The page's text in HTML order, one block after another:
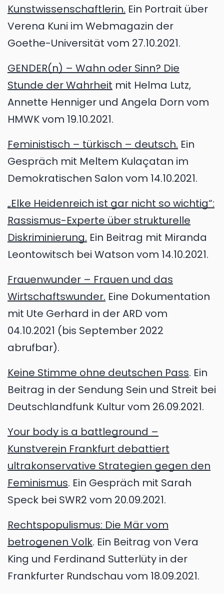
Kunstwissenschaftlerin. Ein Portrait über
Verena Kuni im Webmagazin der
Goethe-Universität vom 27.10.2021.
GENDER(n) – Wahn oder Sinn? Die
Stunde der Wahrheit mit Helma Lutz,
Annette Henniger und Angela Dorn vom
HMWK vom 19.10.2021.
Feministisch – türkisch – deutsch. Ein
Gespräch mit Meltem Kulaçatan im
Demokratischen Salon vom 14.10.2021.
„Elke Heidenreich ist gar nicht so wichtig“:
Rassismus-Experte über strukturelle
Diskriminierung. Ein Beitrag mit Miranda
Leontowitsch bei Watson vom 14.10.2021.
Frauenwunder – Frauen und das
Wirtschaftswunder. Eine Dokumentation
mit Ute Gerhard in der ARD vom
04.10.2021 (bis September 2022
abrufbar).
Keine Stimme ohne deutschen Pass. Ein
Beitrag in der Sendung Sein und Streit bei
Deutschlandfunk Kultur vom 26.09.2021.
Your body is a battleground –
Kunstverein Frankfurt debattiert
ultrakonservative Strategien gegen den
Feminismus. Ein Gespräch mit Sarah
Speck bei SWR2 vom 20.09.2021.
Rechtspopulismus: Die Mär vom
betrogenen Volk. Ein Beitrag von Vera
King und Ferdinand Sutterlüty in der
Frankfurter Rundschau vom 18.09.2021.